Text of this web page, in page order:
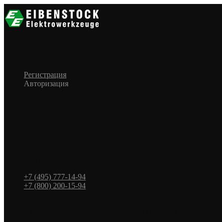
Регистрация
Авторизация
+7 (495) 777-14-94
+7 (800) 200-15-94